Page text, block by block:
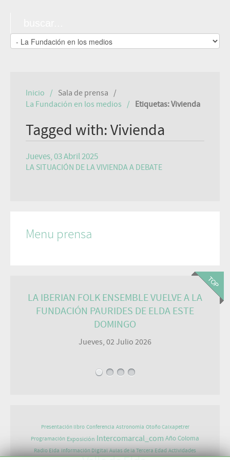
Inicio
Sala de prensa
La Fundación en los medios
Etiquetas: Vivienda
Tagged with: Vivienda
Jueves, 03 Abril 2025
LA SITUACIÓN DE LA VIVIENDA A DEBATE
Menu prensa
LA IBERIAN FOLK ENSEMBLE VUELVE A LA
FUNDACIÓN PAURIDES DE ELDA ESTE
DOMINGO
Jueves, 02 Julio 2026
Presentación libro Conferencia Astronomía Otoño Caixapetrer
Programación Exposición Intercomarcal_com Año Coloma
Radio Elda Información Digital Aulas de la Tercera Edad Actividades